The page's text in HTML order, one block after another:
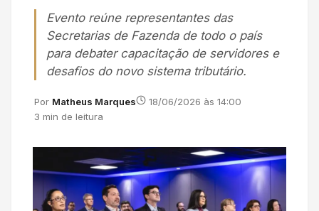
Evento reúne representantes das
Secretarias de Fazenda de todo o país
para debater capacitação de servidores e
desafios do novo sistema tributário.
Por Matheus Marques
18/06/2026 às 14:00
3 min de leitura